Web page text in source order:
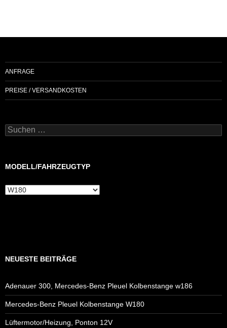
ANFRAGE
PREISE / VERSANDKOSTEN
Suchen
nach:
MODELL/FAHRZEUGTYP
Modell/Fahrzeugtyp
NEUESTE BEITRÄGE
Adenauer 300, Mercedes-Benz Pleuel Kolbenstange w186
Mercedes-Benz Pleuel Kolbenstange W180
Lüftermotor/Heizung, Ponton 12V